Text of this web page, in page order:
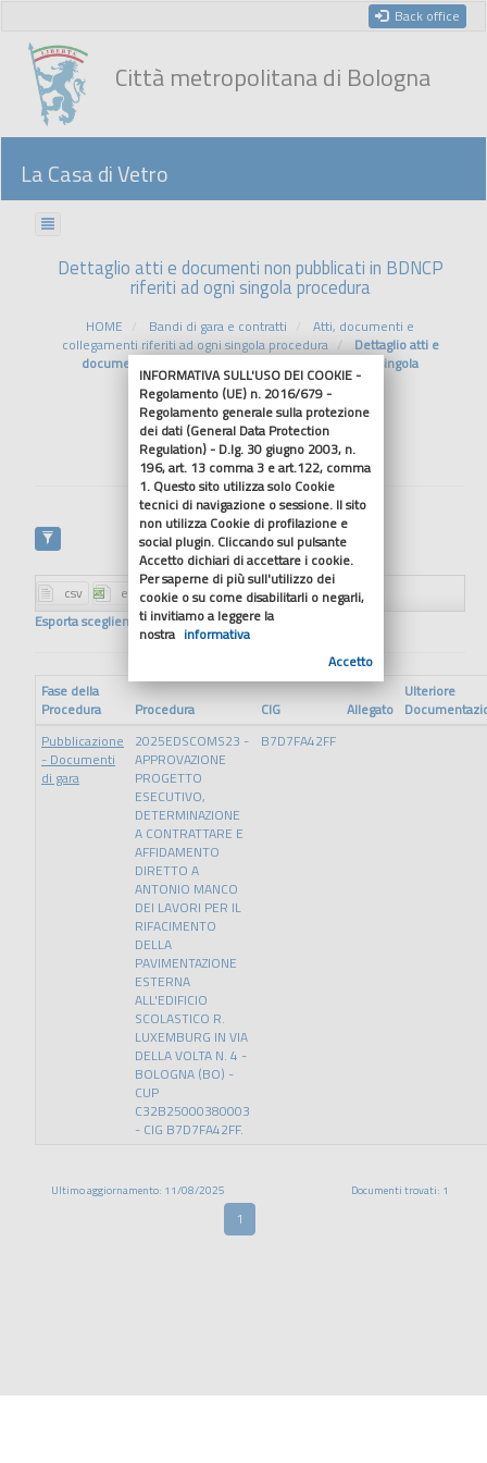
Back office
Città metropolitana di Bologna
La Casa di Vetro
Dettaglio atti e documenti non pubblicati in BDNCP
riferiti ad ogni singola procedura
HOME Bandi di gara e contratti
Atti, documenti e
collegamenti riferiti ad ogni singola procedura
Dettaglio atti e
documenti non pubblicati in BDNCP riferiti ad ogni singola
procedura
Riferimenti normativi
Esporta scegliendo il formato
Fase della
Procedura
Procedura CIG Allegato
Ulteriore
Pubblicazione
- Documenti
di gara
2025EDSCOMS23 -
APPROVAZIONE
PROGETTO
ESECUTIVO,
DETERMINAZIONE
A CONTRATTARE E
AFFIDAMENTO
DIRETTO A
ANTONIO MANCO
DEI LAVORI PER IL
RIFACIMENTO
DELLA
PAVIMENTAZIONE
ESTERNA
ALL'EDIFICIO
SCOLASTICO R.
LUXEMBURG IN VIA
DELLA VOLTA N. 4 -
BOLOGNA (BO) -
CUP
C32B25000380003
- CIG B7D7FA42FF.
B7D7FA42FF
Ultimo aggiornamento: 11/08/2025 Documenti trovati: 1
1
INFORMATIVA SULL'USO DEI COOKIE -
Regolamento (UE) n. 2016/679 -
Regolamento generale sulla protezione
dei dati (General Data Protection
Regulation) - D.lg. 30 giugno 2003, n.
196, art. 13 comma 3 e art.122, comma
1. Questo sito utilizza solo Cookie
tecnici di navigazione o sessione. Il sito
non utilizza Cookie di profilazione e
social plugin. Cliccando sul pulsante
Accetto dichiari di accettare i cookie.
Per saperne di più sull'utilizzo dei
cookie o su come disabilitarli o negarli,
ti invitiamo a leggere la
nostra informativa
Accetto